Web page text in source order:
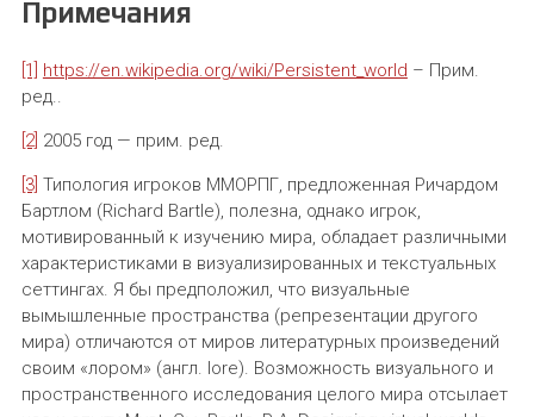
Примечания
[1] https://en.wikipedia.org/wiki/Persistent_world – Прим.
ред..
[2] 2005 год — прим. ред.
[3] Типология игроков ММОРПГ, предложенная Ричардом
Бартлом (Richard Bartle), полезна, однако игрок,
мотивированный к изучению мира, обладает различными
характеристиками в визуализированных и текстуальных
сеттингах. Я бы предположил, что визуальные
вымышленные пространства (репрезентации другого
мира) отличаются от миров литературных произведений
своим «лором» (англ. lore). Возможность визуального и
пространственного исследования целого мира отсылает